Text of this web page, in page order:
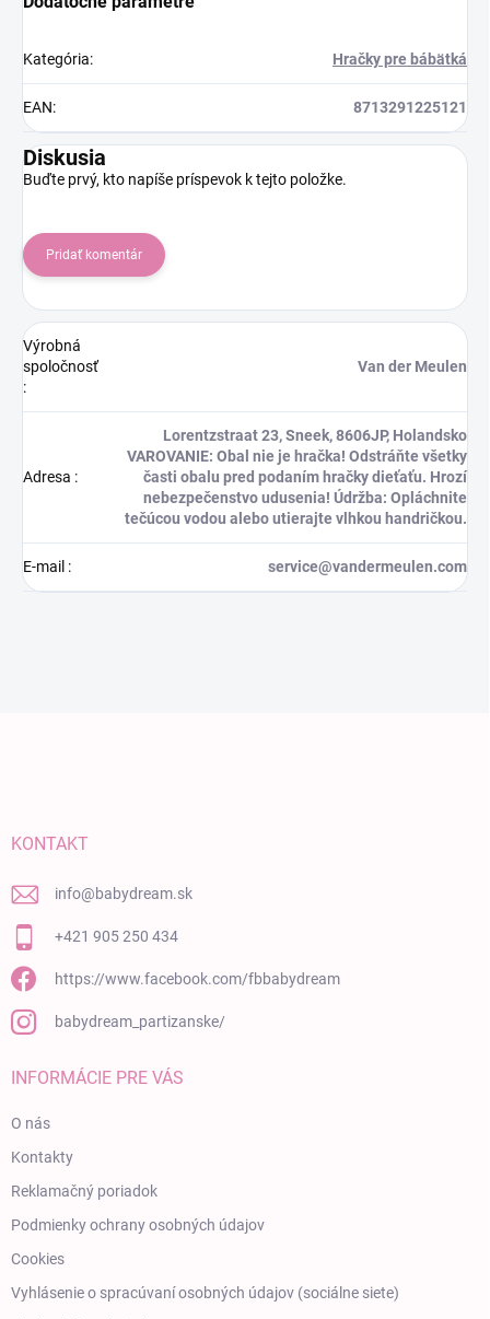
Kategória: Hračky pre bábätká
EAN: 8713291225121
Diskusia
Buďte prvý, kto napíše príspevok k tejto položke.
Pridať komentár
Výrobná
spoločnosť
:
Van der Meulen
Adresa :
Lorentzstraat 23, Sneek, 8606JP, Holandsko
VAROVANIE: Obal nie je hračka! Odstráňte všetky
časti obalu pred podaním hračky dieťaťu. Hrozí
nebezpečenstvo udusenia! Údržba: Opláchnite
tečúcou vodou alebo utierajte vlhkou handričkou.
E-mail : service@vandermeulen.com
KONTAKT
info@babydream.sk
+421 905 250 434
https://www.facebook.com/fbbabydream
babydream_partizanske/
INFORMÁCIE PRE VÁS
O nás
Kontakty
Reklamačný poriadok
Podmienky ochrany osobných údajov
Cookies
Vyhlásenie o spracúvaní osobných údajov (sociálne siete)